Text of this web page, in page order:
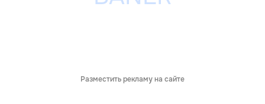
Разместить рекламу на сайте